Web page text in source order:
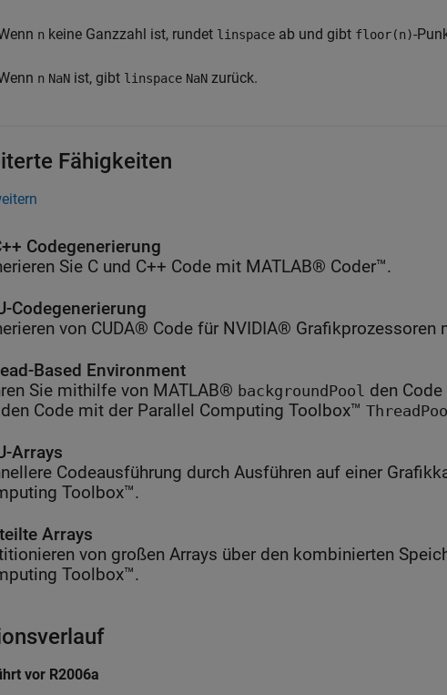
n keine Ganzzahl ist, rundet linspace ab und gibt floor(n)-
n NaN ist, gibt linspace NaN zurück.
Fähigkeiten
Codegenerierung
Sie C und C++ Code mit MATLAB® Coder™.
Codegenerierung
von CUDA® Code für NVIDIA® Grafikprozessoren
Based Environment
Sie mithilfe von MATLAB® backgroundPool den
Code mit der Parallel Computing Toolbox™
Arrays
Codeausführung durch Ausführen auf einer
Toolbox™.
Arrays
von großen Arrays über den kombinierten
Toolbox™.
vor R2006a